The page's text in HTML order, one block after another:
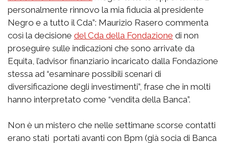
personalmente rinnovo la mia fiducia al presidente
Negro e a tutto il Cda”: Maurizio Rasero commenta
così la decisione del Cda della Fondazione di non
proseguire sulle indicazioni che sono arrivate da
Equita, l’advisor finanziario incaricato dalla Fondazione
stessa ad “esaminare possibili scenari di
diversificazione degli investimenti”, frase che in molti
hanno interpretato come “vendita della Banca”.
Non è un mistero che nelle settimane scorse contatti
erano stati portati avanti con Bpm (già socia di Banca